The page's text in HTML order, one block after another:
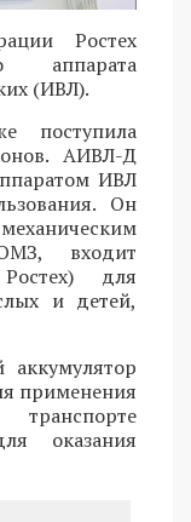
Ростех
аппарата
(ИВЛ).
поступила
АИВЛ-Д
ИВЛ
Он
входит
для
и детей,
применения
оказания